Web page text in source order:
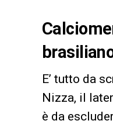
E’ tutto da
Nizza, il
è da